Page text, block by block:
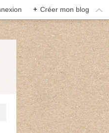
+ Créer mon blog